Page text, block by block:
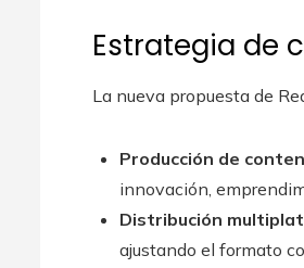
Estrategia de
La nueva propuesta de
Producción de
innovación,
Distribución
ajustando el formato